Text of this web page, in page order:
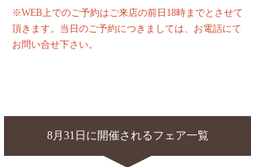
※WEB上でのご予約はご来店の前日18時までとさせて
頂きます。当日のご予約につきましては、お電話にて
お問い合せ下さい。
8月31日に開催されるフェア一覧